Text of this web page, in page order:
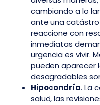
cambiando a lo
ante una
reaccione con
inmediatas
urgencia es vivir.
pueden aparecer
desagradables
Hipocondría. La
salud, las